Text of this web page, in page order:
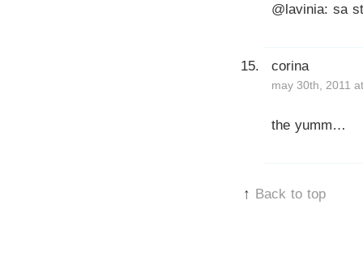
@lavinia: sa
corina
may 30th, 2011
the yumm…
↑ Back to top